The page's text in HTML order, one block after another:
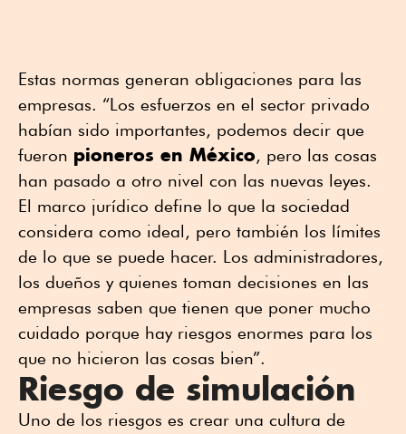
Estas normas generan obligaciones para las
empresas. “Los esfuerzos en el sector privado
habían sido importantes, podemos decir que
fueron pioneros en México, pero las cosas
han pasado a otro nivel con las nuevas leyes.
El marco jurídico define lo que la sociedad
considera como ideal, pero también los límites
de lo que se puede hacer. Los administradores,
los dueños y quienes toman decisiones en las
empresas saben que tienen que poner mucho
cuidado porque hay riesgos enormes para los
que no hicieron las cosas bien”.
Riesgo de simulación
Uno de los riesgos es crear una cultura de